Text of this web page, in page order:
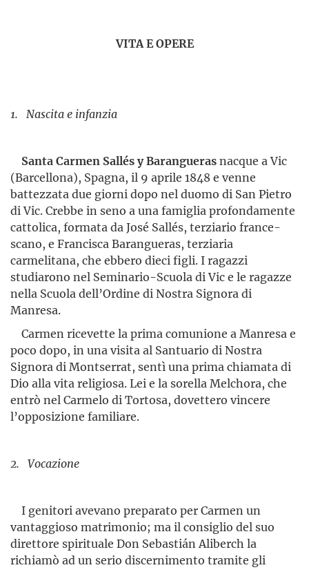
VITA E OPERE
1. Nascita e infanzia
Santa Carmen Sallés y Baranguerasnacque a Vic
(Barcel­lona), Spagna, il 9 aprile 1848 e venne
battezzata due giorni dopo nel duomo di San Pietro
di Vic. Crebbe in seno a una famiglia profon­damente
cattolica, formata da José Sallés, terziario france­
scano, e Francisca Barangueras, terziaria
carmelitana, che ebbero dieci figli. I ragazzi
studiarono nel Seminario-Scuola di Vic e le ragazze
nella Scuola dell’Ordine di Nostra Signora di
Manresa.
Carmen ricevette la prima comunione a Manresa e
poco dopo, in una visita al Santuario di Nostra
Signora di Montserrat, sentì una pri­ma chiamata di
Dio alla vita religiosa. Lei e la sorella Melchora, che
en­trò nel Carmelo di Tortosa, dovettero vincere
l’opposizione familiare.
2. Vocazione
I genitori avevano preparato per Carmen un
vantag­gioso matrimonio; ma il consiglio del suo
direttore spirituale Don Sebastián Aliberch la
richiamò ad un serio discernimento tramite gli